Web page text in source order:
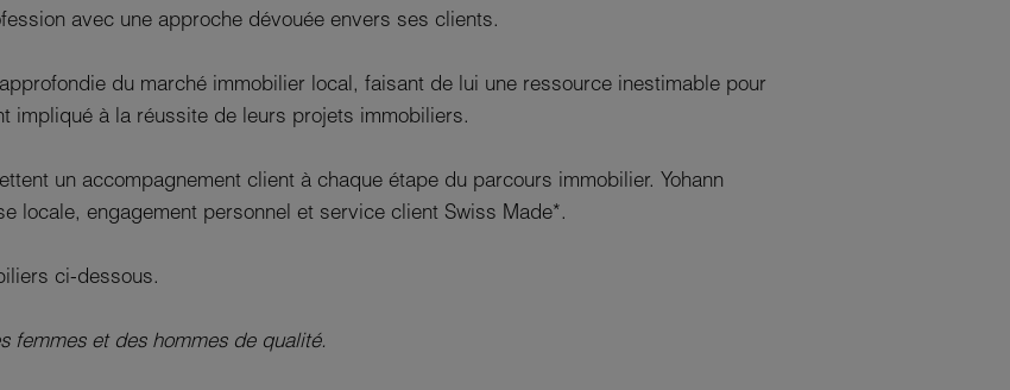
avec une approche dévouée envers ses clients.
du marché immobilier local, faisant de lui une ressource inestimable pour
impliqué à la réussite de leurs projets immobiliers.
un accompagnement client à chaque étape du parcours immobilier. Yohann
locale, engagement personnel et service client Swiss Made*.
ci-dessous.
femmes et des hommes de qualité.